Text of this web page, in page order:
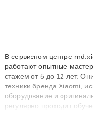
В сервисном центре
работают опытные
стажем от 5 до 12 лет.
техники бренда Xiaomi,
оборудование и
регулярно проходит